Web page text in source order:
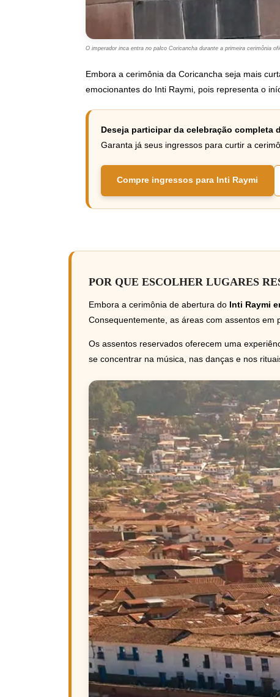
O imperador inca entra no palco Coricancha durante a primeira cerimônia
Embora a cerimônia da Coricancha seja mais
emocionantes do Inti Raymi, pois representa o
Deseja participar da celebração completa
Garanta já seus ingressos para curtir a
Compre ingressos para Inti Raymi
POR QUE ESCOLHER LUGARES
Embora a cerimônia de abertura do Inti Raymi
Consequentemente, as áreas com assentos em
Os assentos reservados oferecem uma
se concentrar na música, nas danças e nos